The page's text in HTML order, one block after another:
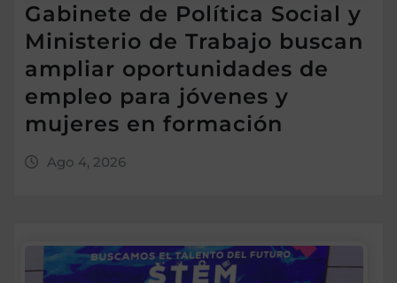
Gabinete de Política Social y
Ministerio de Trabajo buscan
ampliar oportunidades de
empleo para jóvenes y
mujeres en formación
Ago 4, 2026